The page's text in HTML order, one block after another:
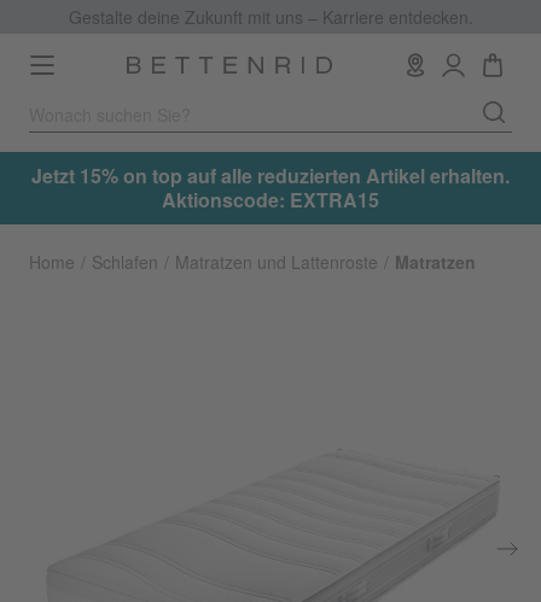
Gestalte deine Zukunft mit uns – Karriere entdecken.
Toggle
navigation
Jetzt 15% on top auf alle reduzierten Artikel erhalten.
Aktionscode: EXTRA15
Home Schlafen Matratzen und Lattenroste Matratzen